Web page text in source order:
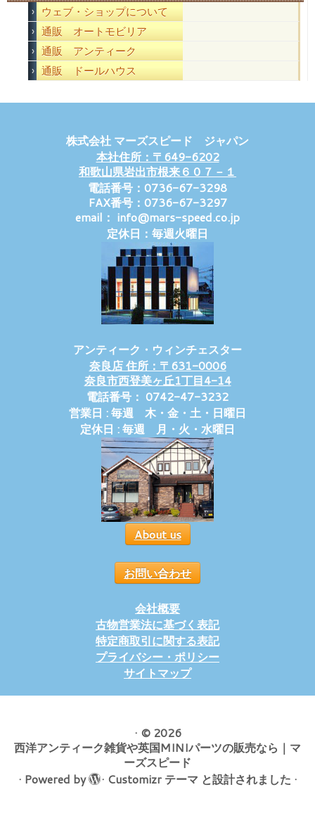
ウェブ・ショップについて
通販 オートモビリア
通販 アンティーク
通販 ドールハウス
株式会社 マーズスピード ジャパン
本社住所：〒649-6202
和歌山県岩出市根来６０７－１
電話番号：0736-67-3298
FAX番号：0736-67-3297
email： info@mars-speed.co.jp
定休日：毎週火曜日
アンティーク・ウィンチェスター
奈良店 住所：〒631-0006
奈良市西登美ヶ丘1丁目4-14
電話番号： 0742-47-3232
営業日 : 毎週 木・金・土・日曜日
定休日 : 毎週 月・火・水曜日
About us
お問い合わせ
会社概要
古物営業法に基づく表記
特定商取引に関する表記
プライバシー・ポリシー
サイトマップ
· © 2026
西洋アンティーク雑貨や英国MINIパーツの販売なら｜マ
ーズスピード
· Powered by · Customizr テーマ と設計されました ·